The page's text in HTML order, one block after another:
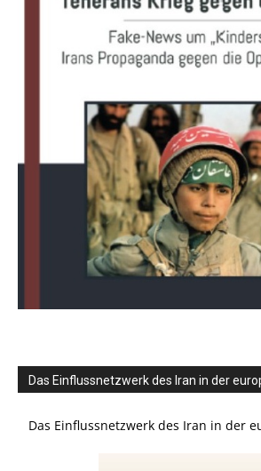
Das Einflussnetzwerk des Iran in der
Das Einflussnetzwerk des Iran in der